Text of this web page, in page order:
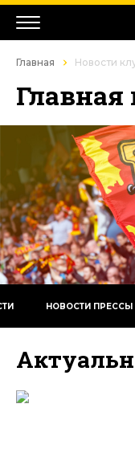
Главная Новости
НОВОСТИ ПРЕССЫ